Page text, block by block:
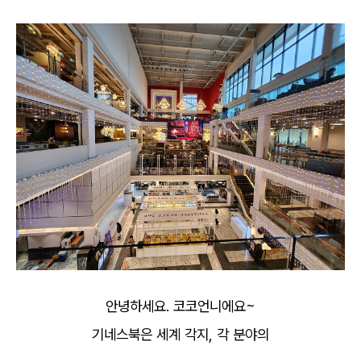
안녕하세요. 코코언니에요~
기네스북은 세계 각지, 각 분야의